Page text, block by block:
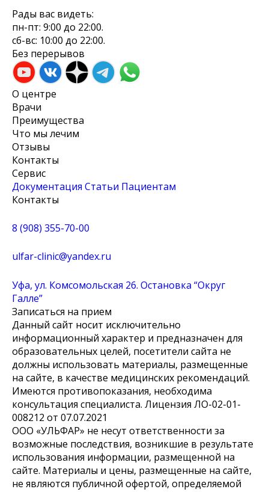
Рады вас видеть:
пн-пт: 9:00 до 22:00.
сб-вс: 10:00 до 22:00.
Без перерывов
О центре
Врачи
Преимущества
Что мы лечим
Отзывы
Контакты
Сервис
Документация Cтатьи Пациентам
Контакты
8 (908) 355-70-00
ulfar-clinic@yandex.ru
Уфа, ул. Комсомольская 26. Остановка “Округ
Галле”
Записаться на прием
Данный сайт носит исключительно
информационный характер и предназначен для
образовательных целей, посетители сайта не
должны использовать материалы, размещенные
на сайте, в качестве медицинских рекомендаций.
Имеются противопоказания, необходима
консультация специалиста. Лицензия ЛО-02-01-
008212 от 07.07.2021
ООО «УЛЬФАР» не несут ответственности за
возможные последствия, возникшие в результате
использования информации, размещенной на
сайте. Материалы и цены, размещенные на сайте,
не являются публичной офертой, определяемой